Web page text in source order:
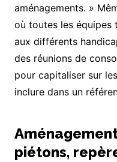
aménagements. »
où toutes les équipes
aux différents
des réunions de
pour capitaliser sur
inclure dans un
piétons,